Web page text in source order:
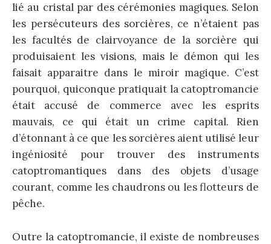
lié au cristal par des cérémonies magiques. Selon
les persécuteurs des sorcières, ce n’étaient pas
les facultés de clairvoyance de la sorcière qui
produisaient les visions, mais le démon qui les
faisait apparaitre dans le miroir magique. C’est
pourquoi, quiconque pratiquait la catoptromancie
était accusé de commerce avec les esprits
mauvais, ce qui était un crime capital. Rien
d’étonnant à ce que les sorcières aient utilisé leur
ingéniosité pour trouver des instruments
catoptromantiques dans des objets d’usage
courant, comme les chaudrons ou les flotteurs de
pêche.
Outre la catoptromancie, il existe de nombreuses